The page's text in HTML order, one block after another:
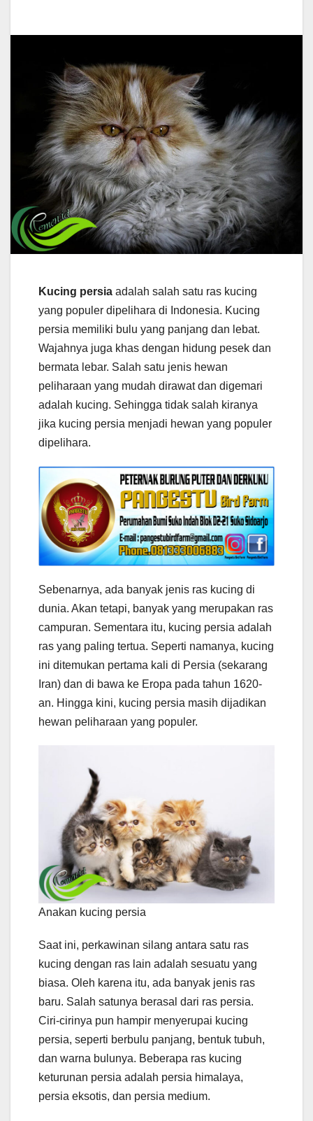
Kucing persia adalah salah satu ras kucing
yang populer dipelihara di Indonesia. Kucing
persia memiliki bulu yang panjang dan lebat.
Wajahnya juga khas dengan hidung pesek dan
bermata lebar. Salah satu jenis hewan
peliharaan yang mudah dirawat dan digemari
adalah kucing. Sehingga tidak salah kiranya
jika kucing persia menjadi hewan yang populer
dipelihara.
Sebenarnya, ada banyak jenis ras kucing di
dunia. Akan tetapi, banyak yang merupakan ras
campuran. Sementara itu, kucing persia adalah
ras yang paling tertua. Seperti namanya, kucing
ini ditemukan pertama kali di Persia (sekarang
Iran) dan di bawa ke Eropa pada tahun 1620-
an. Hingga kini, kucing persia masih dijadikan
hewan peliharaan yang populer.
Anakan kucing persia
Saat ini, perkawinan silang antara satu ras
kucing dengan ras lain adalah sesuatu yang
biasa. Oleh karena itu, ada banyak jenis ras
baru. Salah satunya berasal dari ras persia.
Ciri-cirinya pun hampir menyerupai kucing
persia, seperti berbulu panjang, bentuk tubuh,
dan warna bulunya. Beberapa ras kucing
keturunan persia adalah persia himalaya,
persia eksotis, dan persia medium.